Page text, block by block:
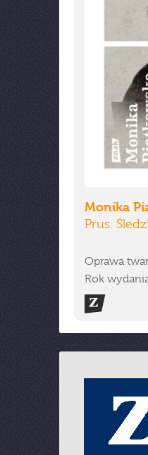
Monika
Prus.
Oprawa
Rok